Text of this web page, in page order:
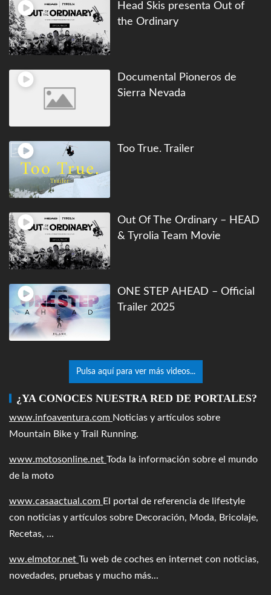
Head Skis presenta Out of
the Ordinary
Documental Pioneros de
Sierra Nevada
Too True. Trailer
Out Of The Ordinary – HEAD
& Tyrolia Team Movie
ONE STEP AHEAD – Official
Trailer 2025
Pulsa aquí para ver más videos...
¿YA CONOCES NUESTRA RED DE PORTALES?
www.infoaventura.com Noticias y artículos sobre
Mountain Bike y Trail Running.
www.motosonline.net Toda la información sobre el mundo
de la moto
www.casaactual.com El portal de referencia de lifestyle
con noticias y artículos sobre Decoración, Moda, Bricolaje,
Recetas, ...
ww.elmotor.net Tu web de coches en internet con noticias,
novedades, pruebas y mucho más...